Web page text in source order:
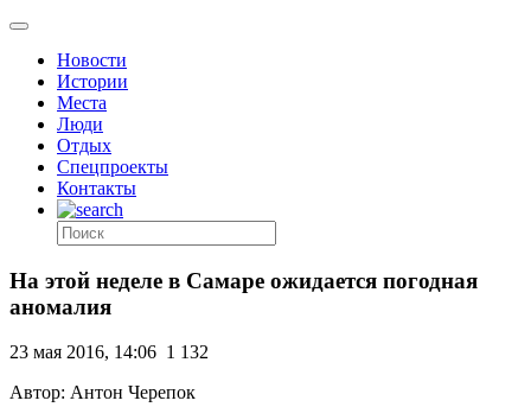
Новости
Истории
Места
Люди
Отдых
Спецпроекты
Контакты
На этой неделе в Самаре ожидается погодная
аномалия
23 мая 2016, 14:06 1 132
Автор: Антон Черепок